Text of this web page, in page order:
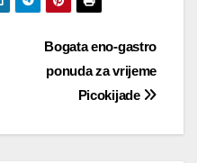
Bogata eno-gastro
ponuda za vrijeme
Picokijade